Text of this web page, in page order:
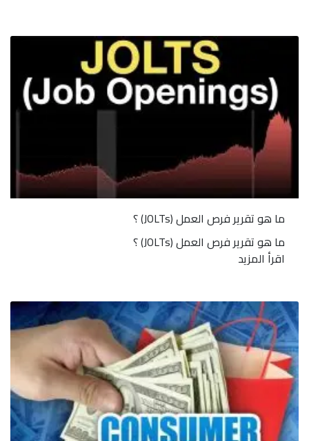
ما هو تقرير فرص العمل (JOLTs) ؟
ما هو تقرير فرص العمل (JOLTs) ؟
اقرأ المزيد